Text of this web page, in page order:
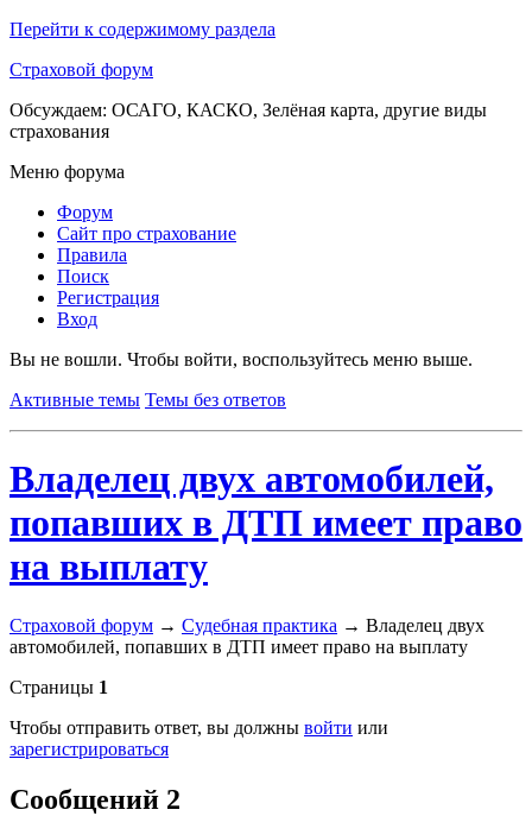
Перейти к содержимому раздела
Страховой форум
Обсуждаем: ОСАГО, КАСКО, Зелёная карта, другие виды
страхования
Меню форума
Форум
Сайт про страхование
Правила
Поиск
Регистрация
Вход
Вы не вошли. Чтобы войти, воспользуйтесь меню выше.
Активные темы Темы без ответов
Владелец двух автомобилей,
попавших в ДТП имеет право
на выплату
Страховой форум → Судебная практика → Владелец двух
автомобилей, попавших в ДТП имеет право на выплату
Страницы 1
Чтобы отправить ответ, вы должны войти или
зарегистрироваться
Сообщений 2